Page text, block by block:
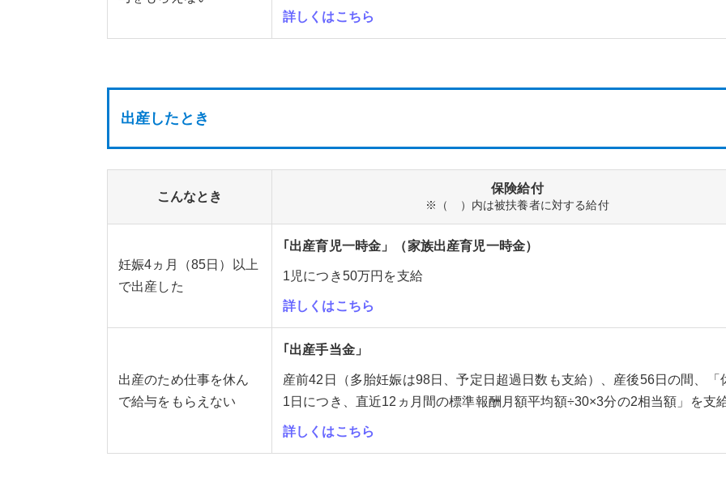
詳しくはこちら
出産したとき
こんなとき
保険給付
※（ ）内は被扶養者に対する給付
妊娠4ヵ月（85日）以上
で出産した
｢出産育児一時金」（家族出産育児一時金）
1児につき50万円を支給
詳しくはこちら
出産のため仕事を休ん
で給与をもらえない
｢出産手当金」
産前42日（多胎妊娠は98日、予定日超過日数も支給）、産後56日の間、「
1日につき、直近12ヵ月間の標準報酬月額平均額÷30×3分の2相当額」を支
詳しくはこちら